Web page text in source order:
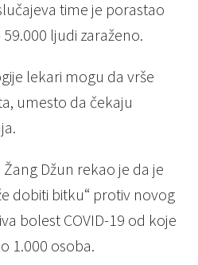
time je porastao
ljudi zaraženo.
lekari mogu da vrše
umesto da čekaju
Džun rekao je da je
dobiti bitku“ protiv novog
bolest COVID-19 od koje
1.000 osoba.